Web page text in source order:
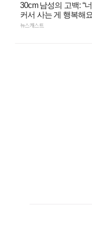
30cm 남성의 고백: “
커서 사는 게 행복해
뉴스캐스트